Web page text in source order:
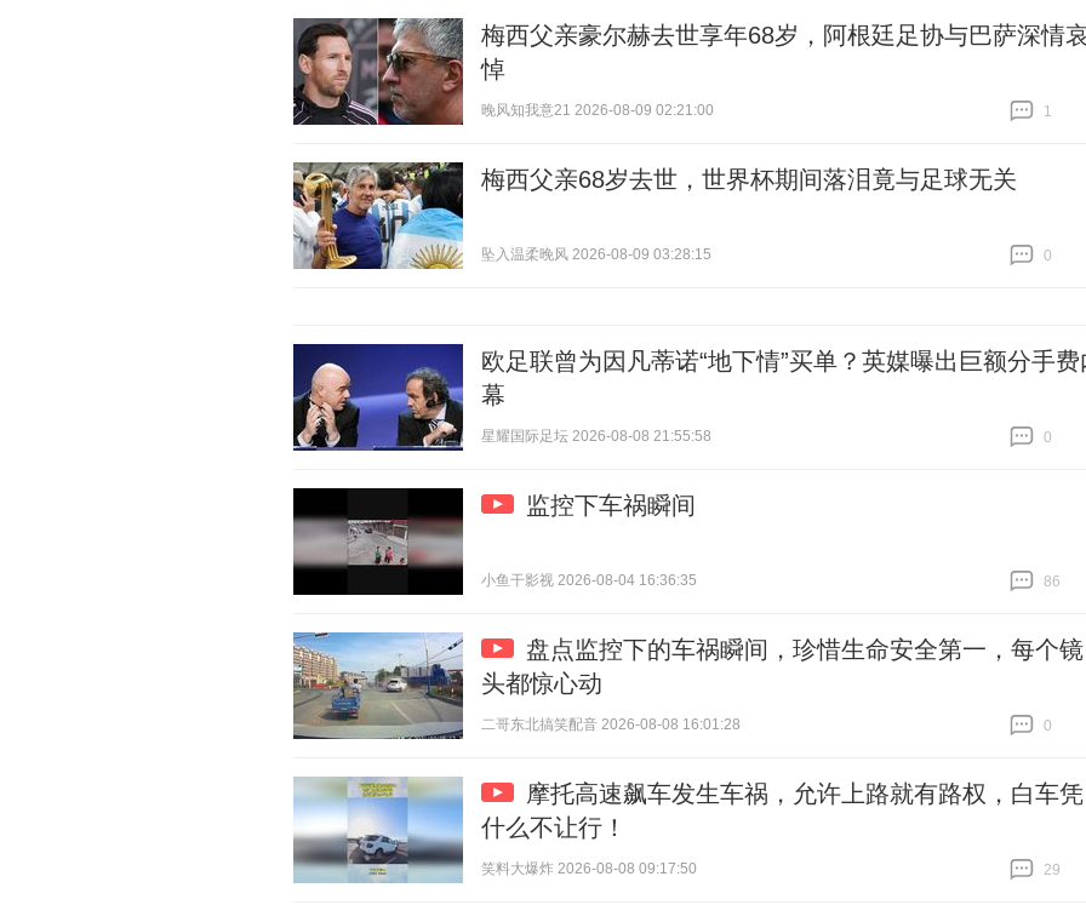
梅西父亲豪尔赫去世享年68岁，阿根廷足协与巴萨深情
悼
晚风知我意21 2026-08-09 02:21:00
1
梅西父亲68岁去世，世界杯期间落泪竟与足球无关
坠入温柔晚风 2026-08-09 03:28:15
0
欧足联曾为因凡蒂诺“地下情”买单？英媒曝出巨额分手费
幕
星耀国际足坛 2026-08-08 21:55:58
0
监控下车祸瞬间
小鱼干影视 2026-08-04 16:36:35
86
盘点监控下的车祸瞬间，珍惜生命安全第一，每个镜
头都惊心动
二哥东北搞笑配音 2026-08-08 16:01:28
0
摩托高速飙车发生车祸，允许上路就有路权，白车凭
什么不让行！
笑料大爆炸 2026-08-08 09:17:50
29